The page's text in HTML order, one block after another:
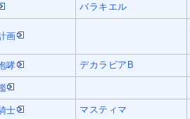
バラキエル
画
哮 デカラビアB
士 マスティマ